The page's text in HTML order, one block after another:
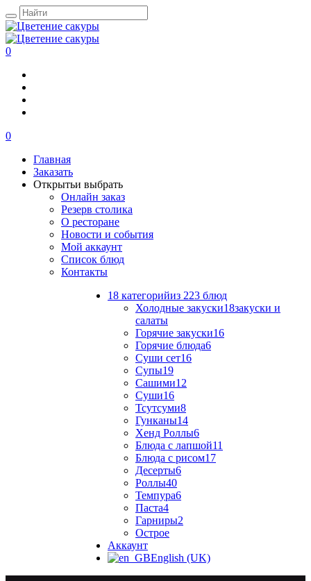
0
0
Главная
Заказать
Открытьи выбрать
Онлайн заказ
Резерв столика
О ресторане
Новости и события
Мой аккаунт
Список блюд
Контакты
18 категорийиз 223 блюд
Холодные закуски18закуски и
салаты
Горячие закуски16
Горячие блюда6
Суши сет16
Супы19
Сашими12
Суши16
Тсутсуми8
Гунканы14
Хенд Роллы6
Блюда с лапшой11
Блюда с рисом17
Десерты6
Роллы40
Темпура6
Паста4
Гарниры2
Острое
Аккаунт
English (UK)